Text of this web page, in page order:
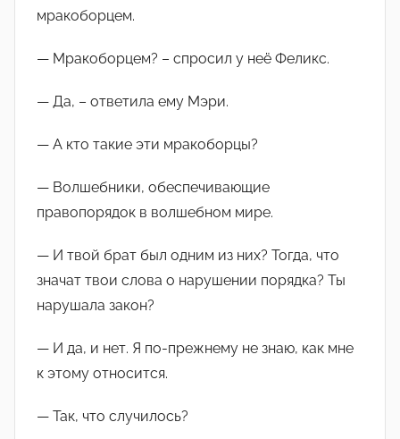
мракоборцем.
— Мракоборцем? – спросил у неё Феликс.
— Да, – ответила ему Мэри.
— А кто такие эти мракоборцы?
— Волшебники, обеспечивающие
правопорядок в волшебном мире.
— И твой брат был одним из них? Тогда, что
значат твои слова о нарушении порядка? Ты
нарушала закон?
— И да, и нет. Я по-прежнему не знаю, как мне
к этому относится.
— Так, что случилось?